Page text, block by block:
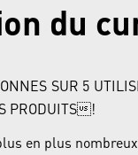
du
SUR 5
PRODUITS!
en plus